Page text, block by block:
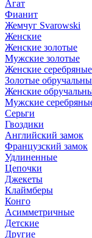
Агат
Фианит
Жемчуг Svarowski
Женские
Женские золотые
Мужские золотые
Женские серебряные
Золотые
Женские
Мужские
Серьги
Гвоздики
Английский замок
Французский замок
Удлиненные
Цепочки
Джекеты
Клаймберы
Конго
Асимметричные
Детские
Другие